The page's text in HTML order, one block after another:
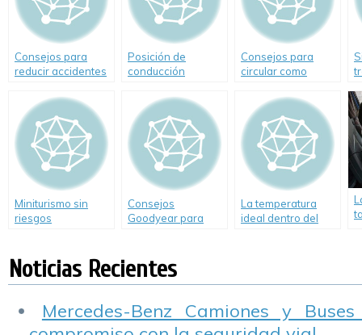
Consejos para
reducir accidentes
alcohol en las
fiestas
Posición de
conducción
Consejos para
circular como
seguridad
Miniturismo sin
riesgos
Consejos
Goodyear para
Invierno
La temperatura
ideal dentro del
Noticias Recientes
Mercedes-Benz Camiones y